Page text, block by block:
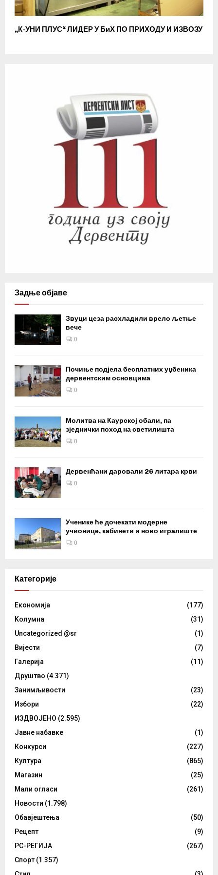
„К-УНИ ПЛУС“ ЛИДЕР У БиХ ПО ПРИХОДУ И ИЗВОЗУ
Задње објаве
Звуци цеза расхладили врело љетње
вече
0
Почиње подјела бесплатних уџбеника
дервентским основцима
0
Молитва на Каурској обали, па
зједнички поход на светилишта
0
Дервенћани даровали 26 литара крви
0
Ученике ће дочекати модерне
учионице, кабинети и ново игралиште
0
Категорије
Eкономија
(177)
Kолумнa
(31)
Uncategorized @sr
(1)
Вијести
(7)
Галерија
(11)
Друштво (4.371)
Занимљивости
(23)
Избори
(22)
ИЗДВОЈЕНО (2.595)
Јавне набавке
(1)
Конкурси
(227)
Култура
(865)
Магазин
(25)
Мали огласи
(261)
Новости (1.798)
Обавјештења
(50)
Рецепт
(9)
РС-РЕГИЈА
(267)
Спорт (1.357)